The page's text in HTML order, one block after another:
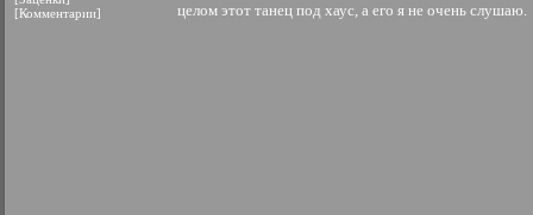
[Комментарии]
целом этот танец под хаус, а его я не очень слушаю.